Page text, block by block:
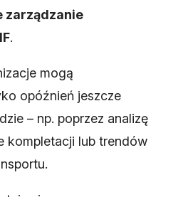
zarządzanie
.
mogą
opóźnień jeszcze
– np. poprzez analizę
kompletacji lub trendów